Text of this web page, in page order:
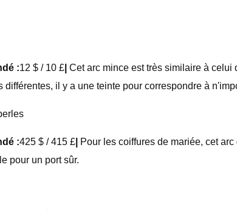
:12 $ / 10 £ Cet arc mince est très similaire à
différentes, il y a une teinte pour correspondre à
:425 $ / 415 £ Pour les coiffures de mariée, cet
pour un port sûr.